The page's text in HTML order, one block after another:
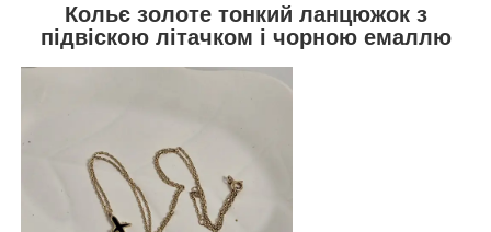
Кольє золоте тонкий ланцюжок з
підвіскою літачком і чорною емаллю